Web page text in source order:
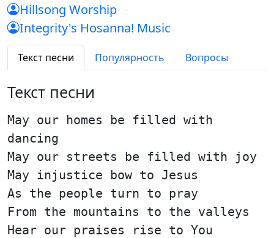
Hillsong Worship
Integrity's Hosanna! Music
Текст песни Популярность Вопросы
Текст песни
May our homes be filled with
dancing
May our streets be filled with joy
May injustice bow to Jesus
As the people turn to pray
From the mountains to the valleys
Hear our praises rise to You